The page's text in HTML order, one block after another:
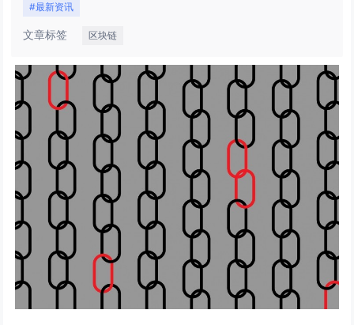
#最新资讯
文章标签 区块链